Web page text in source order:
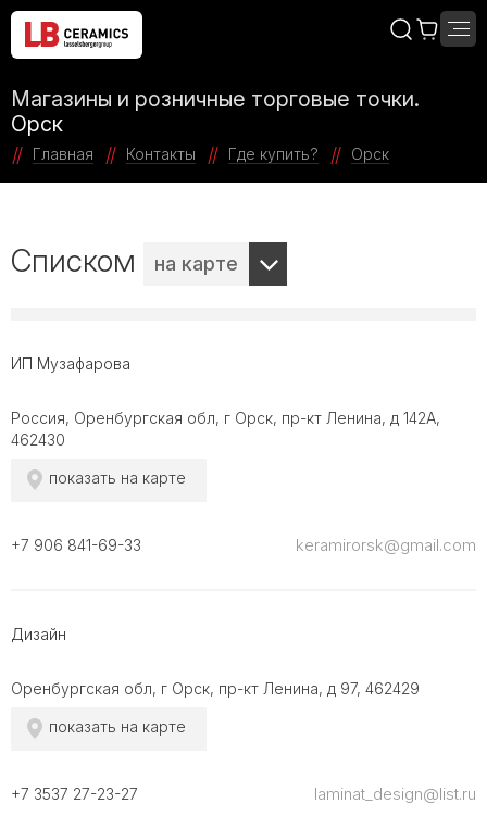
Магазины и розничные торговые точки.
Орск
Главная Контакты Где купить? Орск
Списком на карте
ИП Музафарова
Россия, Оренбургская обл, г Орск, пр-кт Ленина, д 142А,
462430
показать на карте
+7 906 841-69-33 keramirorsk@gmail.com
Дизайн
Оренбургская обл, г Орск, пр-кт Ленина, д 97, 462429
показать на карте
+7 3537 27-23-27 laminat_design@list.ru